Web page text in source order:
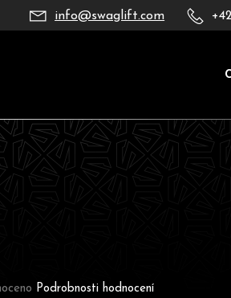
info@swaglift.com
Podrobnosti hodnocení